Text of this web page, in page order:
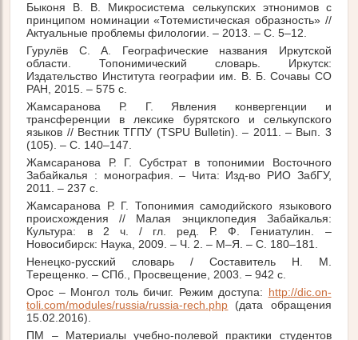
Быконя В. В. Микросистема селькупских этнонимов с
принципом номинации «Тотемистическая образность» //
Актуальные проблемы филологии. – 2013. – С. 5–12.
Гурулёв С. А. Географические названия Иркутской
области. Топонимический словарь. Иркутск:
Издательство Института географии им. В. Б. Сочавы СО
РАН, 2015. – 575 с.
Жамсаранова Р. Г. Явления конвергенции и
трансференции в лексике бурятского и селькупского
языков // Вестник ТГПУ (TSPU Bulletin). – 2011. – Вып. 3
(105). – С. 140–147.
Жамсаранова Р. Г. Субстрат в топонимии Восточного
Забайкалья : монография. – Чита: Изд-во РИО ЗабГУ,
2011. – 237 с.
Жамсаранова Р. Г. Топонимия самодийского языкового
происхождения // Малая энциклопедия Забайкалья:
Культура: в 2 ч. / гл. ред. Р. Ф. Гениатулин. –
Новосибирск: Наука, 2009. – Ч. 2. – М–Я. – С. 180–181.
Ненецко-русский словарь / Составитель Н. М.
Терещенко. – СПб., Просвещение, 2003. – 942 с.
Орос – Монгол толь бичиг. Режим доступа: http://dic.on-
toli.com/modules/russia/russia-rech.php (дата обращения
15.02.2016).
ПМ – Материалы учебно-полевой практики студентов